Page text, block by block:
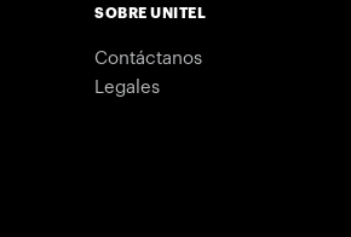
SOBRE UNITEL
Contáctanos
Legales